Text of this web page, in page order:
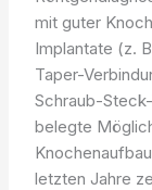
mit guter
Implantate (z.
Taper-
Schraub-
belegte
letzten Jahre